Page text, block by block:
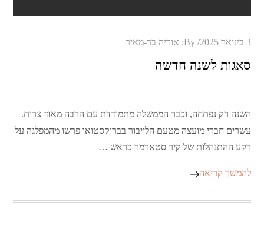
Posted
3 בינואר 2025 By: אוריה בר-מאיר
סאגות לשנה חדשה
השנה רק נפתחה, וכבר הממשלה מתמודדת עם הרבה מאוד צרות.
עשרים חברי מועצה מטעם הלייבור בברוקסטואו פרשו מהמפלגה על
רקע ההתנהלות של קיר סטארמר כראש …
להמשך קריאה